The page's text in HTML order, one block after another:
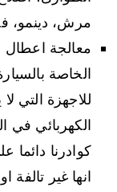
مرش، دينمو،
معالجة اعطال
الخاصة
للاجهزة التي
الكهربائي في
كوادرنا دائما
انها غير تالفة